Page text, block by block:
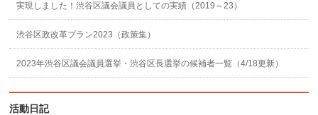
実現しました！渋谷区議会議員としての実績（2019～23）
渋谷区政改革プラン2023（政策集）
2023年渋谷区議会議員選挙・渋谷区長選挙の候補者一覧（4/18更新）
活動日記